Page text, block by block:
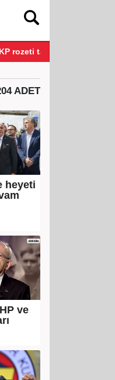
rozeti takmış!14:07 ┋ Uğur
ADET
heyeti
ve